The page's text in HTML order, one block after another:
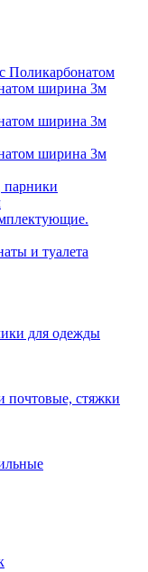
Поликарбонатом
ширина 3м
ширина 3м
ширина 3м
парники
и туалета
для одежды
почтовые, стяжки